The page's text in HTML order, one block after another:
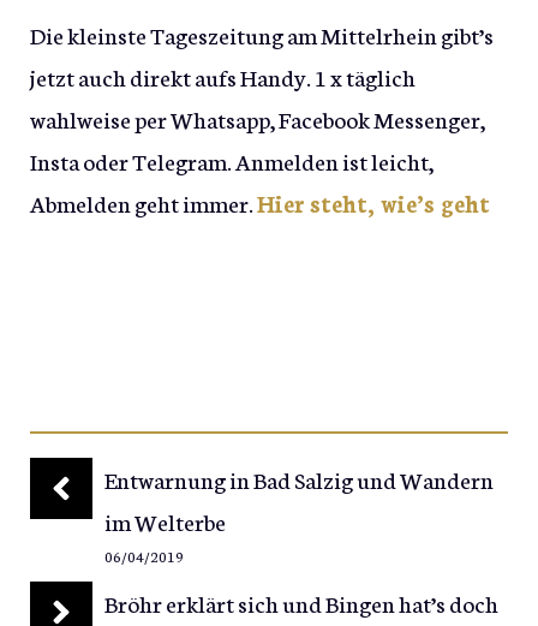
Die kleinste Tageszeitung am Mittelrhein gibt’s
jetzt auch direkt aufs Handy. 1 x täglich
wahlweise per Whatsapp, Facebook Messenger,
Insta oder Telegram. Anmelden ist leicht,
Abmelden geht immer.Hier steht, wie’s geht
Entwarnung in Bad Salzig und Wandern
im Welterbe
06/04/2019
Bröhr erklärt sich und Bingen hat’s doch